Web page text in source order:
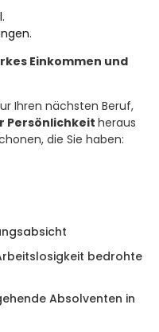
Einkommen und
Ihren nächsten Beruf,
Persönlichkeit heraus
die Sie haben:
bedrohte
Absolventen in